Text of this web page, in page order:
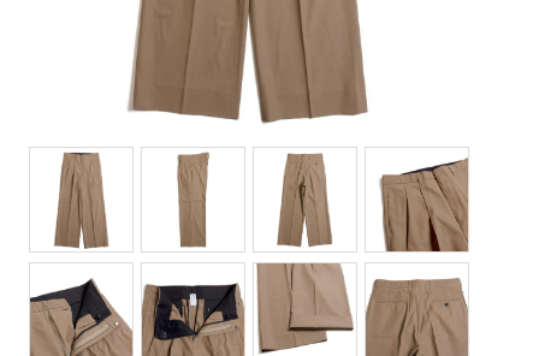
Accessories(ファッション小物)
Watches(腕時計)